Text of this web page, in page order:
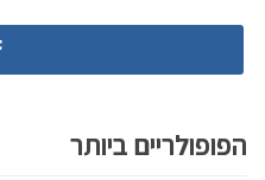
הפופולריים ביותר